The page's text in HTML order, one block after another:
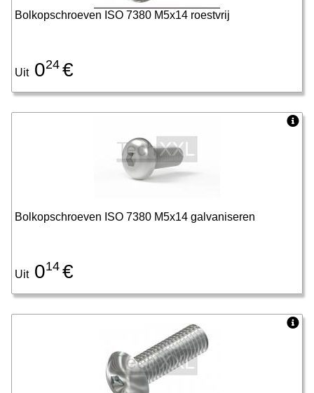
Bolkopschroeven ISO 7380 M5x14 roestvrij
Uit024 €
Bolkopschroeven ISO 7380 M5x14 galvaniseren
Uit014 €